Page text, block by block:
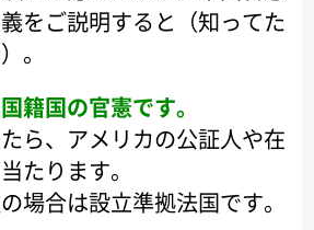
をご説明すると（知ってた
。
籍国の官憲です。
ら、アメリカの公証人や在
たります。
場合は設立準拠法国です。